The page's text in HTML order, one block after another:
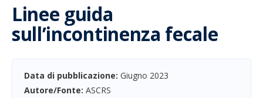
Linee guida
sull’incontinenza fecale
Data di pubblicazione: Giugno 2023
Autore/Fonte: ASCRS